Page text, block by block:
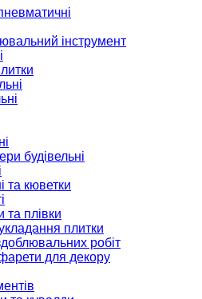
інструмент
будівельні
та кюветки
та плівки
плитки
робіт
для декору